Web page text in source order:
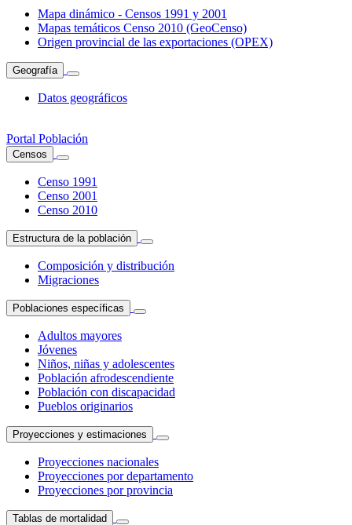
Mapa dinámico - Censos 1991 y 2001
Mapas temáticos Censo 2010 (GeoCenso)
Origen provincial de las exportaciones (OPEX)
Geografía
Datos geográficos
Portal Población
Censos
Censo 1991
Censo 2001
Censo 2010
Estructura de la población
Composición y distribución
Migraciones
Poblaciones específicas
Adultos mayores
Jóvenes
Niños, niñas y adolescentes
Población afrodescendiente
Población con discapacidad
Pueblos originarios
Proyecciones y estimaciones
Proyecciones nacionales
Proyecciones por departamento
Proyecciones por provincia
Tablas de mortalidad